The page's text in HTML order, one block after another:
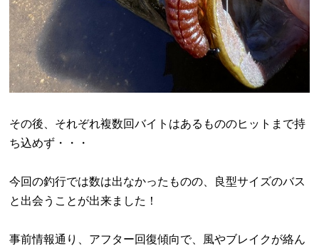
その後、それぞれ複数回バイトはあるもののヒットまで持
ち込めず・・・
今回の釣行では数は出なかったものの、良型サイズのバス
と出会うことが出来ました！
事前情報通り、アフター回復傾向で、風やブレイクが絡ん